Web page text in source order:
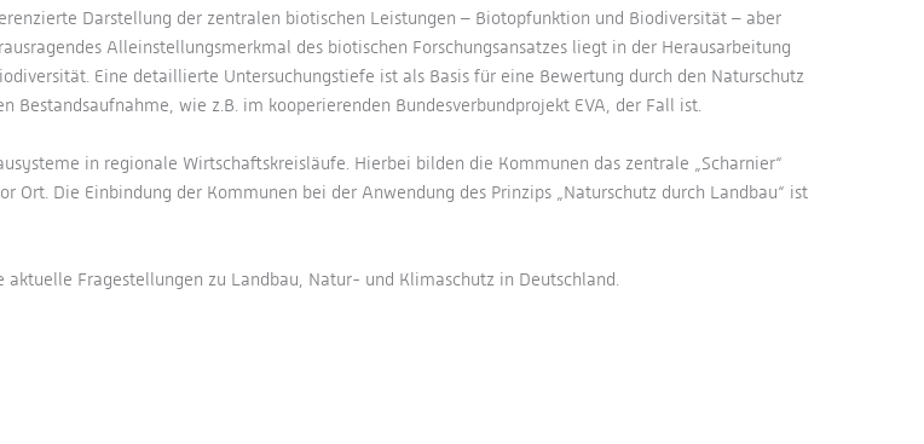
Darstellung der zentralen biotischen Leistungen – Biotopfunktion und Biodiversität – aber
Alleinstellungsmerkmal des biotischen Forschungsansatzes liegt in der Herausarbeitung
Eine detaillierte Untersuchungstiefe ist als Basis für eine Bewertung durch den Naturschutz
wie z.B. im kooperierenden Bundesverbundprojekt EVA, der Fall ist.
in regionale Wirtschaftskreisläufe. Hierbei bilden die Kommunen das zentrale „Scharnier“
Die Einbindung der Kommunen bei der Anwendung des Prinzips „Naturschutz durch Landbau“ ist
Fragestellungen zu Landbau, Natur- und Klimaschutz in Deutschland.